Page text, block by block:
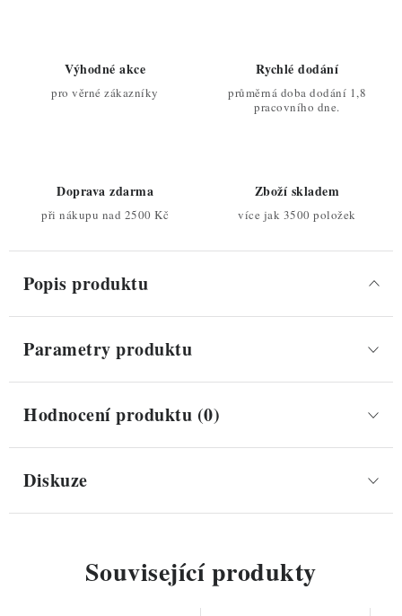
Výhodné akce
pro věrné zákazníky
Rychlé dodání
průměrná doba dodání 1,8
pracovního dne.
Doprava zdarma
při nákupu nad 2500 Kč
Zboží skladem
více jak 3500 položek
Popis produktu
Parametry produktu
Hodnocení produktu (0)
Diskuze
Související produkty